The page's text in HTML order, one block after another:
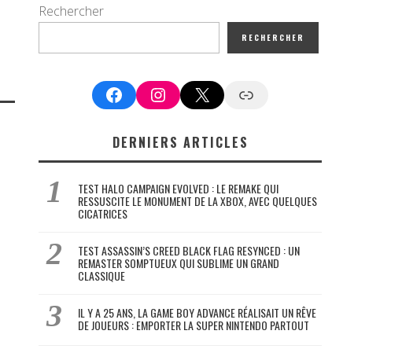
Rechercher
RECHERCHER
FacebookInstagram
X Google News
DERNIERS ARTICLES
TEST HALO CAMPAIGN EVOLVED : LE REMAKE QUI
RESSUSCITE LE MONUMENT DE LA XBOX, AVEC QUELQUES
CICATRICES
TEST ASSASSIN’S CREED BLACK FLAG RESYNCED : UN
REMASTER SOMPTUEUX QUI SUBLIME UN GRAND
CLASSIQUE
IL Y A 25 ANS, LA GAME BOY ADVANCE RÉALISAIT UN RÊVE
DE JOUEURS : EMPORTER LA SUPER NINTENDO PARTOUT